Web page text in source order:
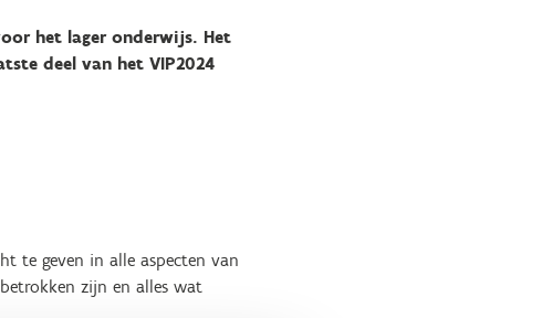
het lager onderwijs. Het
deel van het VIP2024
te geven in alle aspecten van
zijn en alles wat